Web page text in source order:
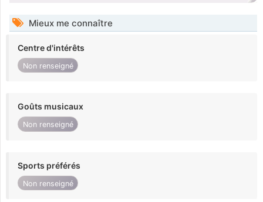
Mieux me connaître
Centre d'intérêts
Non renseigné
Goûts musicaux
Non renseigné
Sports préférés
Non renseigné